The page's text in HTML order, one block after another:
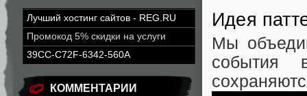
Лучший хостинг сайтов - REG.RU
Промокод 5% скидки на услуги
39CC-C72F-6342-560A
КОММЕНТАРИИ
Идея
Мы
события